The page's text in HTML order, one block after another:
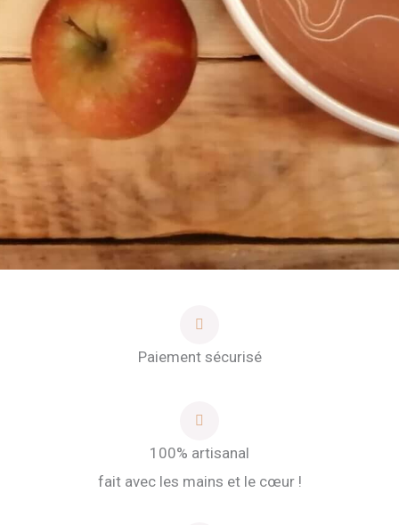
Paiement sécurisé
100% artisanal
fait avec les mains et le cœur !